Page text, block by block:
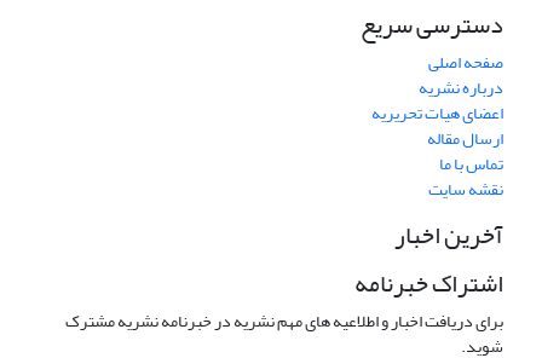
دسترسی سریع
صفحه اصلی
درباره نشریه
اعضای هیات تحریریه
ارسال مقاله
تماس با ما
نقشه سایت
آخرین اخبار
اشتراک خبرنامه
برای دریافت اخبار و اطلاعیه های مهم نشریه در خبرنامه نشریه مشترک
شوید.